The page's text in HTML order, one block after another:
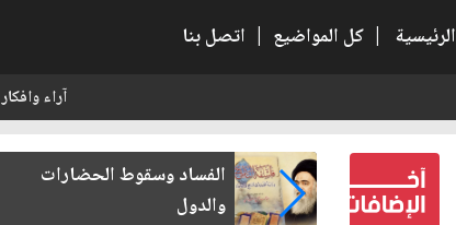
الرئيسية | كل المواضيع | اتصل بنا
آراء وافكار
كتب لنفسه
الفساد وسقوط الحضارات
والدول